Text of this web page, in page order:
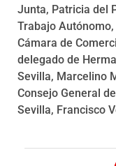
Junta, Patricia del
Trabajo
Cámara de
delegado de
Sevilla, Marcelino
Consejo General
Sevilla, Francisco